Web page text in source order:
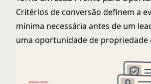
Critérios de conversão definem a
mínima necessária antes de um
uma oportunidade de propriedade